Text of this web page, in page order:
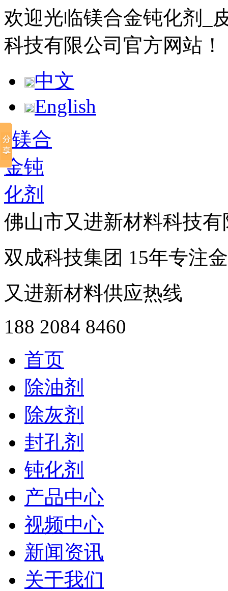
欢迎光临镁合金钝化剂_
科技有限公司官方网站！
中文
English
佛山市又进新材料科技有
双成科技集团 15年专注
又进新材料供应热线
188 2084 8460
首页
除油剂
除灰剂
封孔剂
钝化剂
产品中心
视频中心
新闻资讯
关于我们